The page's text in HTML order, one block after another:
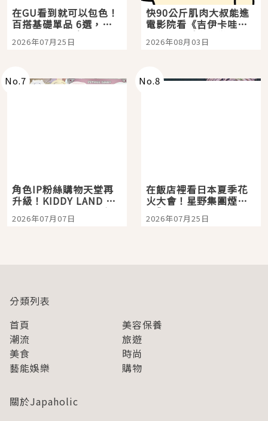
在GU看到就可以包色！
百搭基礎單品 6選，閉
眼全收也不心疼
2026年07月25日
快90公斤肌肉大叔能進
電影院看《吉伊卡哇》
嗎？日本重金屬樂團
「打首」會長與nagano
2026年08月03日
No.7
角色IP粉絲購物天堂再
升級！KIDDY LAND 原
宿店吉伊卡哇迎客，新
開幕 OMOKADO 店3分
2026年07月07日
No.8
在飯店裡看日本夏季花
火大會！星野集團煙火
景觀飯店6選，讓你不用
人擠人悠閒欣賞
2026年07月25日
分類列表
首頁
美容保養
潮流
旅遊
美食
時尚
藝能娛樂
購物
關於Japaholic